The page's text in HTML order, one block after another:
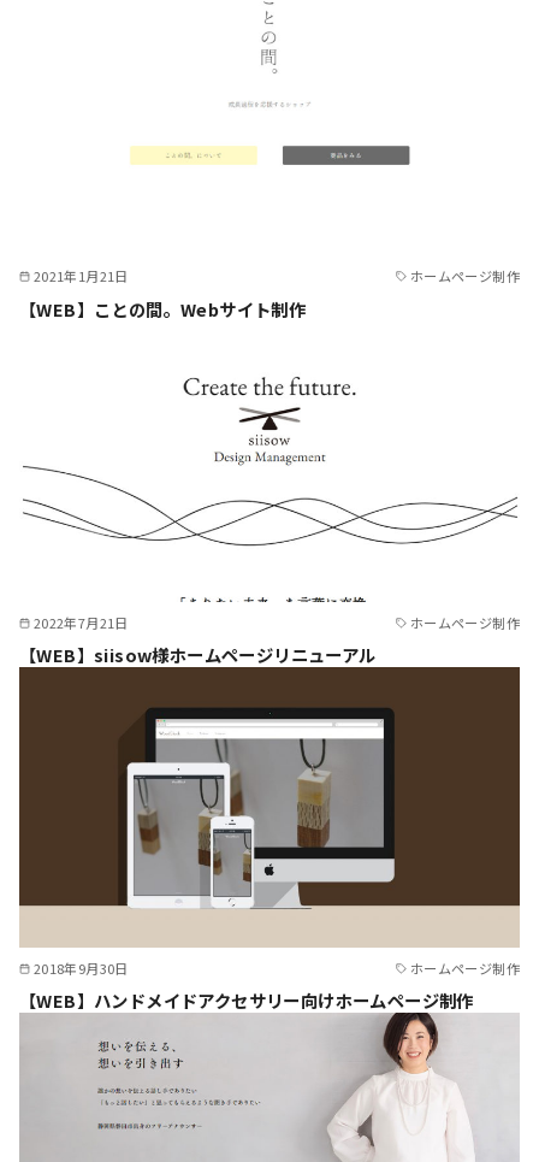
2021年1月21日 ホームページ制作
【WEB】ことの間。Webサイト制作
2022年7月21日 ホームページ制作
【WEB】siisow様ホームページリニューアル
2018年9月30日 ホームページ制作
【WEB】ハンドメイドアクセサリー向けホームページ制作